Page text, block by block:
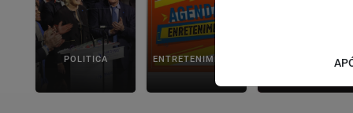
POLITICA ENTRETENIMENTO SALVADOR AQUI!